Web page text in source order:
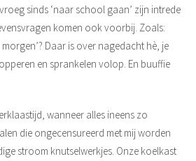
sinds ‘naar school gaan’ zijn intrede
komen ook voorbij. Zoals:
Daar is over nagedacht hè, je
en sprankelen volop. En buuffie
wanneer alles ineens zo
die ongecensureerd met mij worden
stroom knutselwerkjes. Onze koelkast